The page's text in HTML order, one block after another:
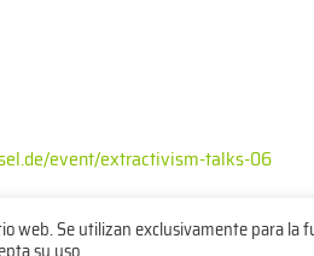
event/extractivism-talks-06
web. Se utilizan exclusivamente para
su uso.